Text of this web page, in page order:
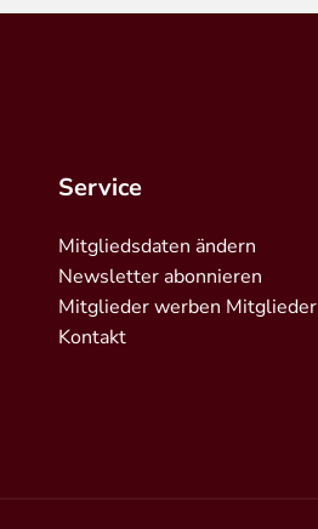
Service
Mitgliedsdaten ändern
Newsletter abonnieren
Mitglieder werben Mitglieder
Kontakt